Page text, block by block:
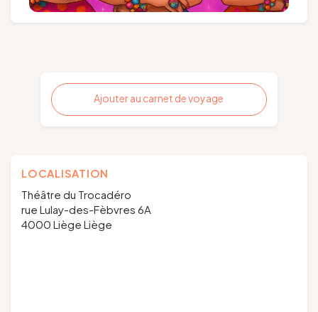
Ajouter au carnet de voyage
LOCALISATION
Théâtre du Trocadéro
rue Lulay-des-Fèbvres 6A
4000 Liège Liège